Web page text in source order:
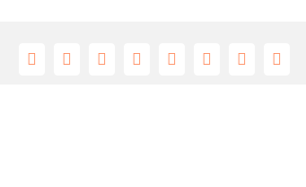
FacebookTwitterRedditLinkedInTumblrPinterest
Vk Email